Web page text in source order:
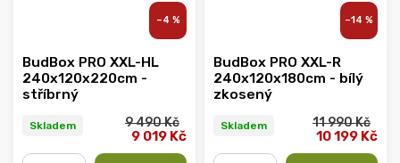
–4 %
BudBox PRO XXL-HL
240x120x220cm -
stříbrný
Skladem 9 490 Kč
9 019 Kč
–14 %
BudBox PRO XXL-R
240x120x180cm - bílý
zkosený
Skladem 11 990 Kč
10 199 Kč